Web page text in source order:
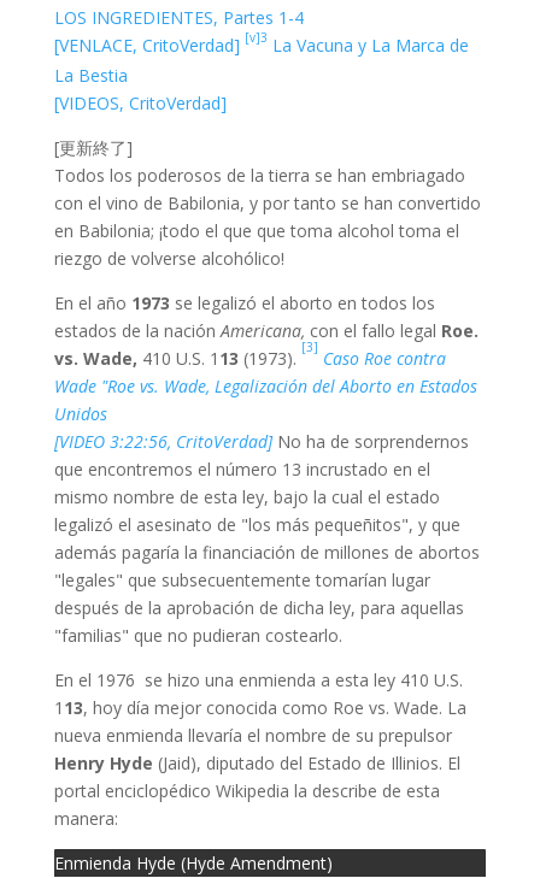
LOS INGREDIENTES, Partes 1-4
[VENLACE, CritoVerdad] [v]3 La Vacuna y La Marca de
La Bestia
[VIDEOS, CritoVerdad]
[更新終了]
Todos los poderosos de la tierra se han embriagado
con el vino de Babilonia, y por tanto se han convertido
en Babilonia; ¡todo el que que toma alcohol toma el
riezgo de volverse alcohólico!
En el año 1973 se legalizó el aborto en todos los
estados de la naciónAmericana, con el fallo legal Roe.
vs. Wade, 410 U.S. 1 13 (1973).
[3]
Caso Roe contra
Wade "Roe vs. Wade, Legalización del Aborto en Estados
Unidos
[VIDEO 3:22:56, CritoVerdad]No ha de sorprendernos
que encontremos el número 13 incrustado en el
mismo nombre de esta ley, bajo la cual el estado
legalizó el asesinato de "los más pequeñitos", y que
además pagaría la financiación de millones de abortos
"legales" que subsecuentemente tomarían lugar
después de la aprobación de dicha ley, para aquellas
"familias" que no pudieran costearlo.
En el 1976 se hizo una enmienda a esta ley 410 U.S.
1 13, hoy día mejor conocida como Roe vs. Wade. La
nueva enmienda llevaría el nombre de su prepulsor
Henry Hyde (Jaid), diputado del Estado de Illinios. El
portal enciclopédico Wikipedia la describe de esta
manera:
Enmienda Hyde (Hyde Amendment)